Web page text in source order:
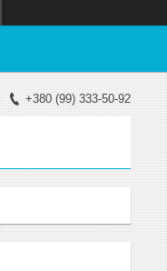
+380 (99) 333-50-92